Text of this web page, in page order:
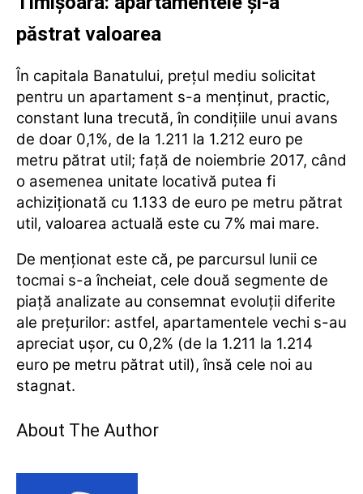
păstrat valoarea
În capitala Banatului, prețul mediu solicitat
pentru un apartament s-a menținut, practic,
constant luna trecută, în condițiile unui avans
de doar 0,1%, de la 1.211 la 1.212 euro pe
metru pătrat util; față de noiembrie 2017, când
o asemenea unitate locativă putea fi
achiziționată cu 1.133 de euro pe metru pătrat
util, valoarea actuală este cu 7% mai mare.
De menționat este că, pe parcursul lunii ce
tocmai s-a încheiat, cele două segmente de
piață analizate au consemnat evoluții diferite
ale prețurilor: astfel, apartamentele vechi s-au
apreciat ușor, cu 0,2% (de la 1.211 la 1.214
euro pe metru pătrat util), însă cele noi au
stagnat.
About The Author